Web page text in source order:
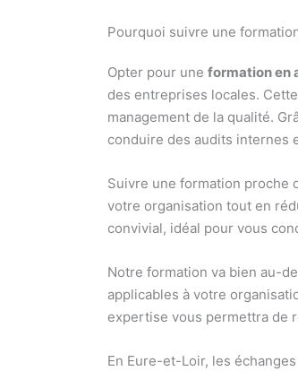
Pourquoi suivre une
Opter pour uneformation en
des entreprises locales.
management de la qualité.
conduire des audits internes
Suivre une formation proche
votre organisation tout en
convivial, idéal pour vous
Notre formation va bien au-
applicables à votre
expertise vous permettra de
En Eure-et-Loir, les